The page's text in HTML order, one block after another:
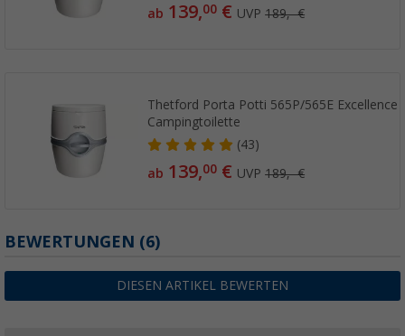
ab 139,00 € UVP189,- €
Thetford Porta Potti 565P/565E Excellence
Campingtoilette
(43)
ab 139,00 € UVP189,- €
BEWERTUNGEN (6)
DIESEN ARTIKEL BEWERTEN